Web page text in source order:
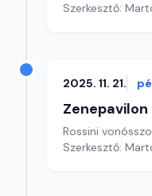
Szerkesztő:
2025. 11. 21.
Zenepavilon
Rossini
Szerkesztő: